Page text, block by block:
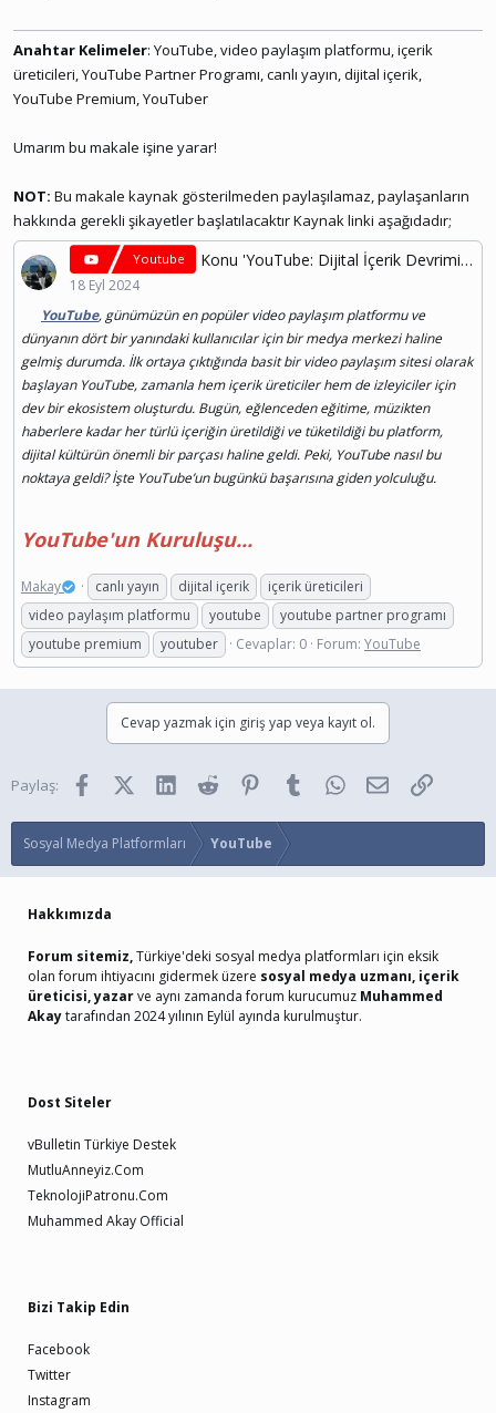
Anahtar Kelimeler: YouTube, video paylaşım platformu, içerik
üreticileri, YouTube Partner Programı, canlı yayın, dijital içerik,
YouTube Premium, YouTuber
Umarım bu makale işine yarar!
NOT: Bu makale kaynak gösterilmeden paylaşılamaz, paylaşanların
hakkında gerekli şikayetler başlatılacaktır Kaynak linki aşağıdadır;
Youtube Konu 'YouTube: Dijital İçerik Devriminden Küresel Medya Devine'
18 Eyl 2024
YouTube, günümüzün en popüler video paylaşım platformu ve
dünyanın dört bir yanındaki kullanıcılar için bir medya merkezi haline
gelmiş durumda. İlk ortaya çıktığında basit bir video paylaşım sitesi olarak
başlayan YouTube, zamanla hem içerik üreticiler hem de izleyiciler için
dev bir ekosistem oluşturdu. Bugün, eğlenceden eğitime, müzikten
haberlere kadar her türlü içeriğin üretildiği ve tüketildiği bu platform,
dijital kültürün önemli bir parçası haline geldi. Peki, YouTube nasıl bu
noktaya geldi? İşte YouTube’un bugünkü başarısına giden yolculuğu.
YouTube'un Kuruluşu...
Makay canlı yayın dijital içerik
içerik üreticileri
video paylaşım platformu
youtube
youtube partner programı
youtube premium
youtuber Cevaplar: 0 Forum: YouTube
Cevap yazmak için giriş yap veya kayıt ol.
Paylaş: FacebookX (Twitter)LinkedIn Reddit PinterestTumblrWhatsApp
E-postaLink
Sosyal Medya Platformları YouTube
Hakkımızda
Forum sitemiz,Türkiye'deki sosyal medya platformları için eksik
olan forum ihtiyacını gidermek üzere sosyal medya uzmanı, içerik
üreticisi, yazarve aynı zamanda forum kurucumuz Muhammed
Akaytarafından 2024 yılının Eylül ayında kurulmuştur.
Dost Siteler
vBulletin Türkiye Destek
MutluAnneyiz.Com
TeknolojiPatronu.Com
Muhammed Akay Official
Bizi Takip Edin
Facebook
Twitter
Instagram